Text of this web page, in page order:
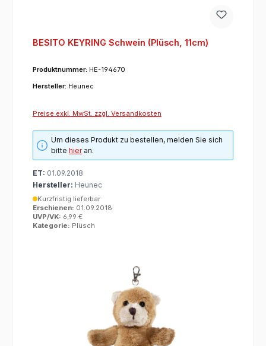
BESITO KEYRING Schwein (Plüsch, 11cm)
Produktnummer: HE-194670
Hersteller: Heunec
Preise exkl. MwSt. zzgl. Versandkosten
Um dieses Produkt zu bestellen, melden Sie sich
bittehieran.
ET: 01.09.2018
Hersteller: Heunec
Kurzfristig lieferbar
Erschienen: 01.09.2018
UVP/VK: 6,99 €
Kategorie: Plüsch